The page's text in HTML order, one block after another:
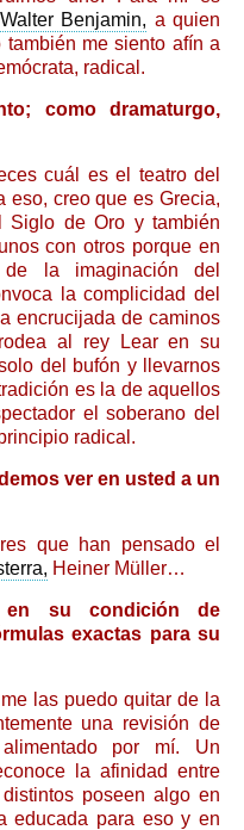
Walter Benjamin, a quien
me siento afín a
radical.
como dramaturgo,
cuál es el teatro del
eso, creo que es Grecia,
Siglo de Oro y también
con otros porque en
la imaginación del
la complicidad del
encrucijada de caminos
al rey Lear en su
del bufón y llevarnos
es la de aquellos
el soberano del
radical.
ver en usted a un
que han pensado el
Heiner Müller…
su condición de
exactas para su
las puedo quitar de la
una revisión de
por mí. Un
la afinidad entre
poseen algo en
educada para eso y en